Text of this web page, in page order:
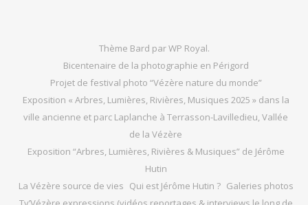
Thème Bard parWP Royal.
Bicentenaire de la photographie en Périgord
Projet de festival photo “Vézère nature du monde”
Exposition « Arbres, Lumières, Rivières, Musiques 2025 » dans la
ville ancienne et parc Laplanche à Terrasson-Lavilledieu, Vallée
de la Vézère
Exposition “Arbres, Lumières, Rivières & Musiques” de Jérôme
Hutin
La Vézère source de vies Qui est Jérôme Hutin ? Galeries photos